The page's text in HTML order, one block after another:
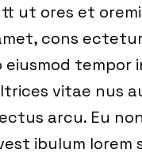
ut ores et
cons
eiusmod tempor
vitae nus
arcu. Eu
ibulum lorem